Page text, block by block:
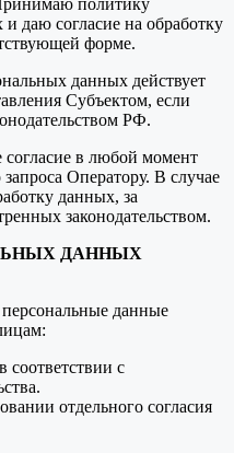
политику
даю согласие на обработку
форме.
данных действует
Субъектом, если
РФ.
согласие в любой момент
Оператору. В случае
данных, за
законодательством.
ДАННЫХ
данные
соответствии с
отдельного согласия